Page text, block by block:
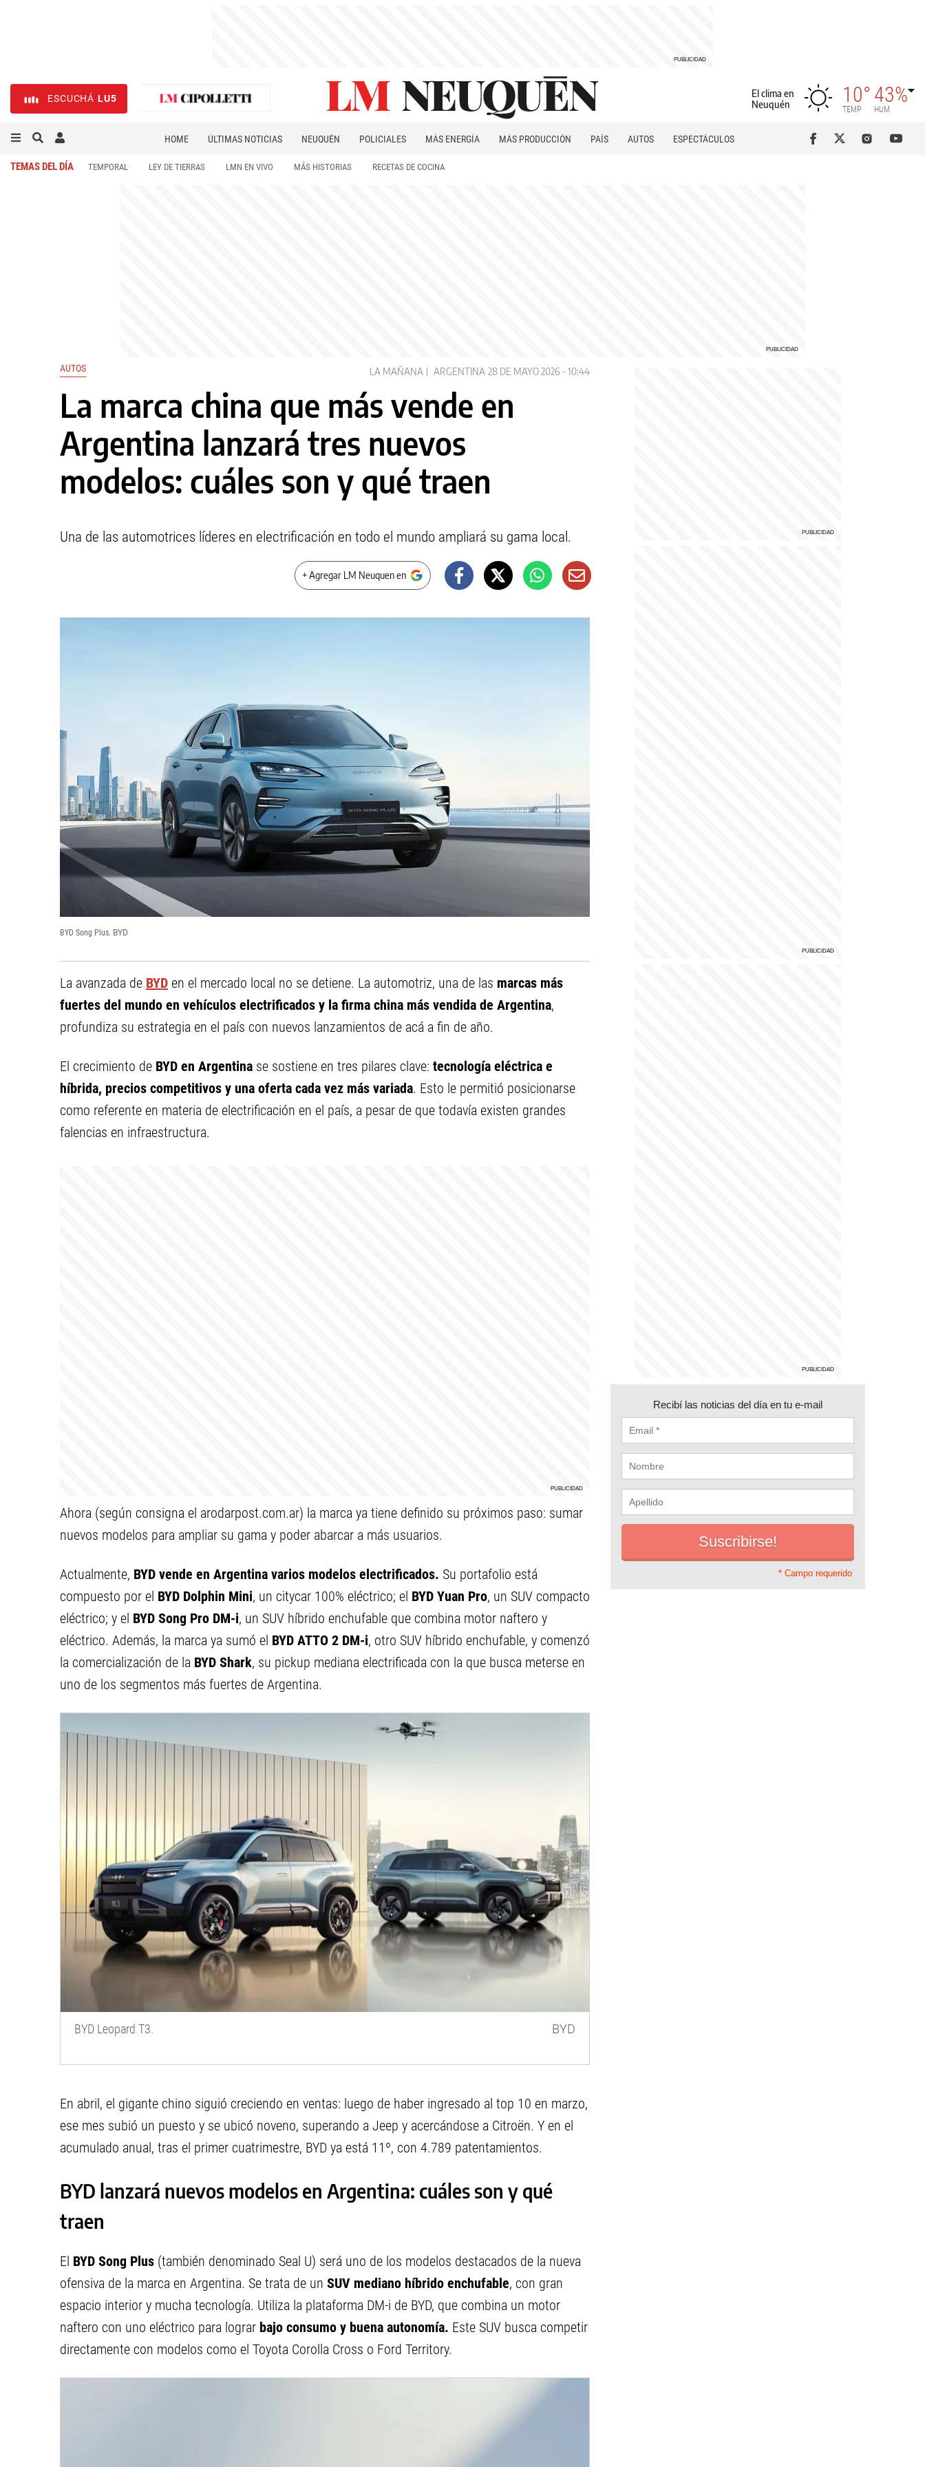
ESCUCHÁ LU5
El clima en
Neuquén
10°
TEMP
43%
HUM
HOME ÚLTIMAS NOTICIAS NEUQUÉN POLICIALES MÁS ENERGÍA MÁS PRODUCCIÓN PAÍS AUTOS
ESPECTÁCULOS
TEMAS DEL DÍA TEMPORAL LEY DE TIERRAS LMN EN VIVO MÁS HISTORIAS RECETAS DE COCINA
AUTOS LA MAÑANA ARGENTINA 28 DE MAYO 2026 - 10:44
La marca china que más vende en
Argentina lanzará tres nuevos
modelos: cuáles son y qué traen
Una de las automotrices líderes en electrificación en todo el mundo ampliará su gama local.
+ Agregar LM Neuquen en
BYD Song Plus. BYD
La avanzada de BYD en el mercado local no se detiene. La automotriz, una de las marcas más
fuertes del mundo en vehículos electrificados y la firma china más vendida de Argentina,
profundiza su estrategia en el país con nuevos lanzamientos de acá a fin de año.
El crecimiento de BYD en Argentina se sostiene en tres pilares clave: tecnología eléctrica e
híbrida, precios competitivos y una oferta cada vez más variada. Esto le permitió posicionarse
como referente en materia de electrificación en el país, a pesar de que todavía existen grandes
falencias en infraestructura.
Ahora (según consigna el arodarpost.com.ar) la marca ya tiene definido su próximos paso: sumar
nuevos modelos para ampliar su gama y poder abarcar a más usuarios.
Actualmente, BYD vende en Argentina varios modelos electrificados. Su portafolio está
compuesto por el BYD Dolphin Mini, un citycar 100% eléctrico; el BYD Yuan Pro, un SUV compacto
eléctrico; y el BYD Song Pro DM-i, un SUV híbrido enchufable que combina motor naftero y
eléctrico. Además, la marca ya sumó el BYD ATTO 2 DM-i, otro SUV híbrido enchufable, y comenzó
la comercialización de la BYD Shark, su pickup mediana electrificada con la que busca meterse en
uno de los segmentos más fuertes de Argentina.
BYD Leopard T3. BYD
En abril, el gigante chino siguió creciendo en ventas: luego de haber ingresado al top 10 en marzo,
ese mes subió un puesto y se ubicó noveno, superando a Jeep y acercándose a Citroën. Y en el
acumulado anual, tras el primer cuatrimestre, BYD ya está 11º, con 4.789 patentamientos.
BYD lanzará nuevos modelos en Argentina: cuáles son y qué
traen
El BYD Song Plus (también denominado Seal U) será uno de los modelos destacados de la nueva
ofensiva de la marca en Argentina. Se trata de un SUV mediano híbrido enchufable, con gran
espacio interior y mucha tecnología. Utiliza la plataforma DM-i de BYD, que combina un motor
naftero con uno eléctrico para lograr bajo consumo y buena autonomía. Este SUV busca competir
directamente con modelos como el Toyota Corolla Cross o Ford Territory.
Recibí las noticias del día en tu e-mail
* Campo requerido